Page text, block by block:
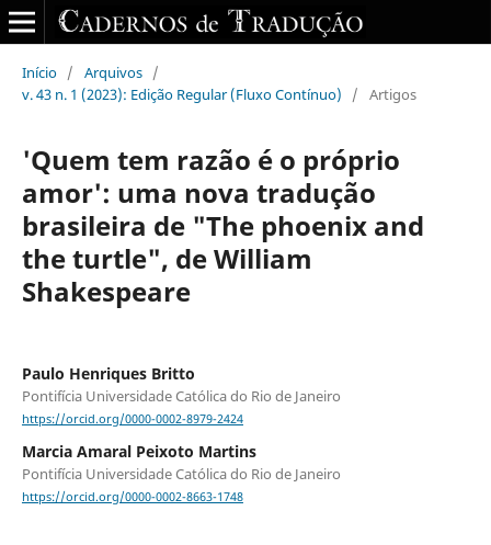
Início / Arquivos /
v. 43 n. 1 (2023): Edição Regular (Fluxo Contínuo)
/ Artigos
'Quem tem razão é o próprio
amor': uma nova tradução
brasileira de "The phoenix and
the turtle", de William
Shakespeare
Paulo Henriques Britto
Pontifícia Universidade Católica do Rio de Janeiro
https://orcid.org/0000-0002-8979-2424
Marcia Amaral Peixoto Martins
Pontifícia Universidade Católica do Rio de Janeiro
https://orcid.org/0000-0002-8663-1748